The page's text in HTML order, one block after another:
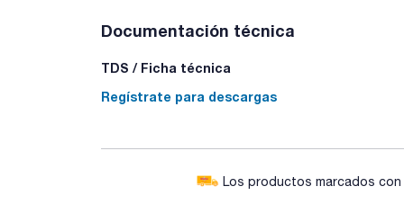
Documentación técnica
TDS / Ficha técnica
Regístrate para descargas
Los productos marcados con